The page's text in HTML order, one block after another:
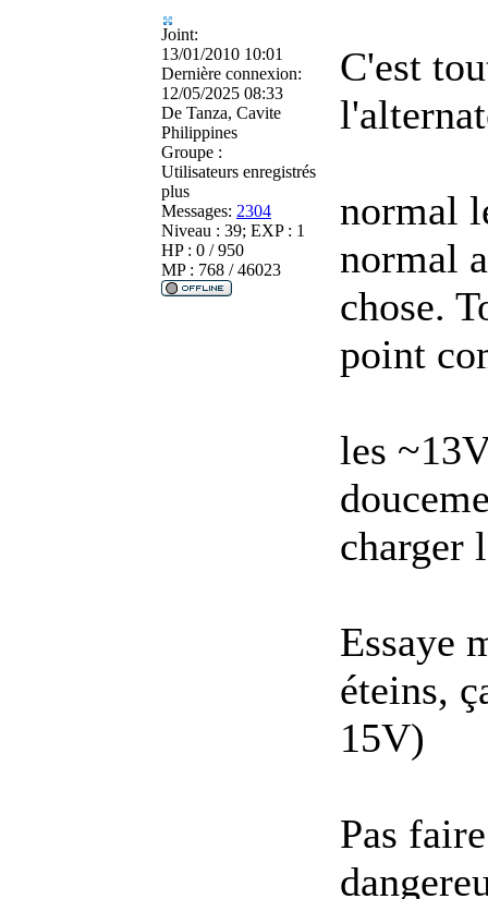
Joint:
13/01/2010 10:01
Dernière connexion:
12/05/2025 08:33
De Tanza, Cavite
Philippines
Groupe :
Utilisateurs enregistrés
plus
Messages: 2304
Niveau : 39; EXP : 1
HP : 0 / 950
MP : 768 / 46023
C'est
normal
normal
chose.
point
les
charger
Essaye
éteins,
15V)
Pas